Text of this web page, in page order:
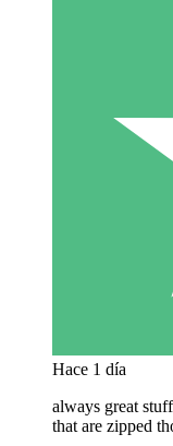
Hace 1 día
always great
that are zipped